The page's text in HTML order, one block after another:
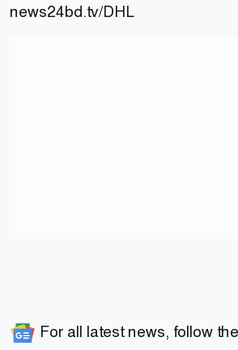
news24bd.tv/DHL
For all latest news, follow the